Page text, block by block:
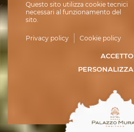
Questo sito utilizza cookie tecnici
necessari al funzionamento del
sito.
Privacy policy Cookie policy
ACCETTO
PERSONALIZZA